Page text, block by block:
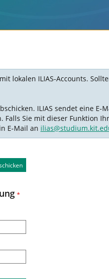
lokalen ILIAS-Accounts.
ILIAS sendet eine E-
Sie mit dieser Funktion
E-Mail an
*